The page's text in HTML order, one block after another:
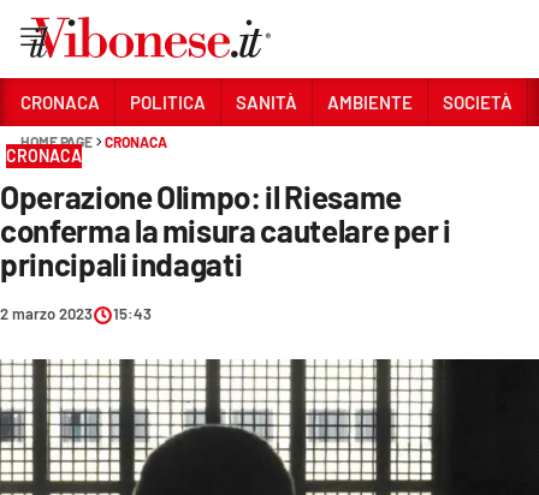
Sezioni
CRONACA
POLITICA
SOCIETÀ
CULTURA
CRONACA POLITICA SANITÀ AMBIENTE SOCIETÀ
HOME PAGE CRONACA
CRONACA
Operazione Olimpo: il Riesame
conferma la misura cautelare per i
principali indagati
2 marzo 2023 15:43